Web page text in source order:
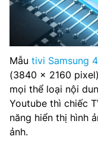
Mẫu tivi Samsung
(3840 x 2160
mọi thể loại nội
Youtube thì chiếc
năng hiển thị hình
ảnh.